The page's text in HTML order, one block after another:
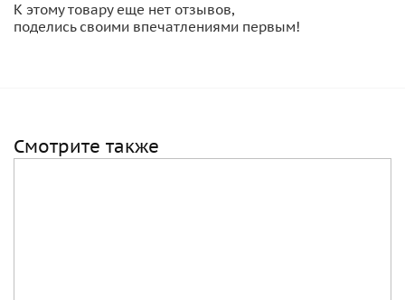
К этому товару еще нет отзывов,
поделись своими впечатлениями первым!
Смотрите также